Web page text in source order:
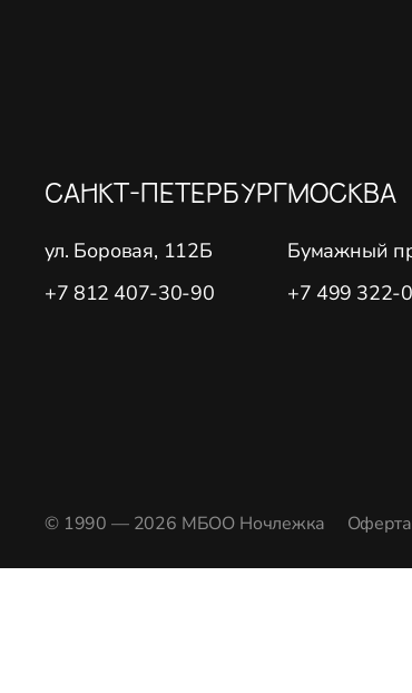
САНКТ-ПЕТЕРБУРГ
ул. Боровая, 112Б
+7 812 407-30-90
МОСКВА
Бумажный
+7 499 322-
© 1990 — 2026 МБОО Ночлежка Оферта